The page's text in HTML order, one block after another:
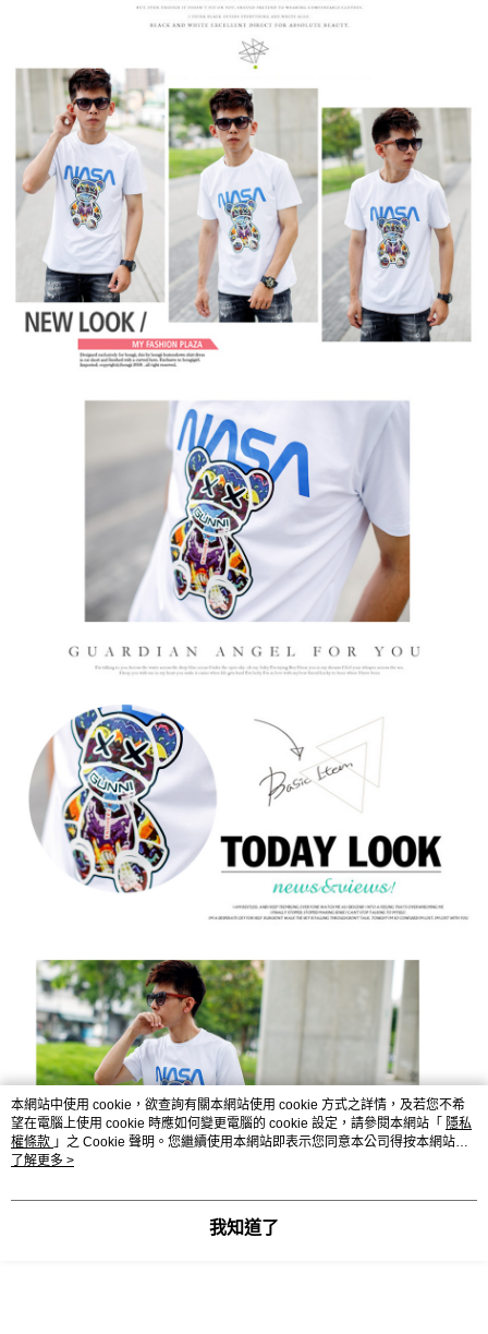
本網站中使用 cookie，欲查詢有關本網站使用 cookie 方式之詳情，及若您不希
望在電腦上使用 cookie 時應如何變更電腦的 cookie 設定，請參閱本網站「 隱私
權條款 」之 Cookie 聲明。您繼續使用本網站即表示您同意本公司得按本網站使
用條款之 Cookie 聲明使用 cookie。
了解更多 >
我知道了